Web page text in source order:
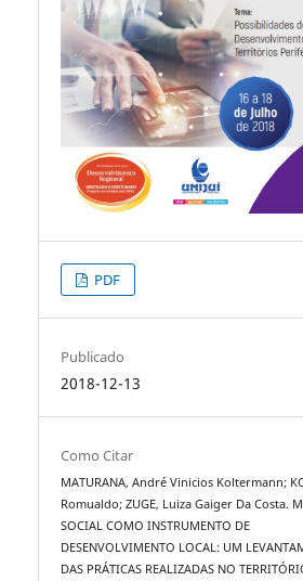
PDF
Publicado
2018-12-13
Como Citar
MATURANA, André Vinicios Koltermann;
Romualdo; ZUGE, Luiza Gaiger Da Costa.
SOCIAL COMO INSTRUMENTO DE
DESENVOLVIMENTO LOCAL: UM
DAS PRÁTICAS REALIZADAS NO